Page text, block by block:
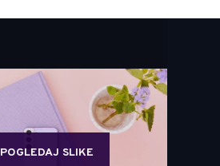
POGLEDAJ SLIKE